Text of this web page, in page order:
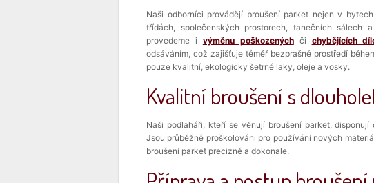
Naši odborníci provádějí broušení parket nejen v
třídách, společenských prostorech, tanečních sálech
provedeme i výměnu poškozenýchči chybějících
odsáváním, což zajišťuje téměř bezprašné prostředí
pouze kvalitní, ekologicky šetrné laky, oleje a vosky.
Kvalitní broušení s
Naši podlaháři, kteří se věnují broušení parket,
Jsou průběžně proškolováni pro používání nových
broušení parket precizně a dokonale.